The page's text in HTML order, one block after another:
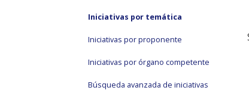
Iniciativas por temática
Iniciativas por proponente
Iniciativas por órgano competente
Búsqueda avanzada de iniciativas